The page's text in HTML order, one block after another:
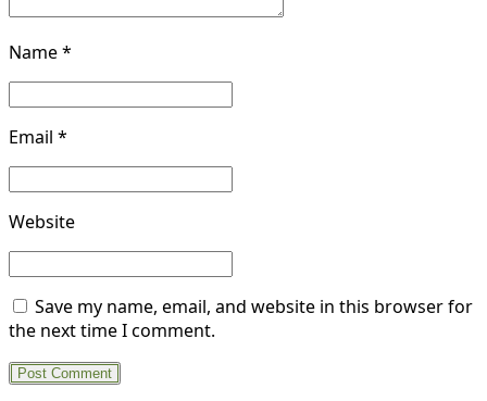
Name *
Email *
Website
Save my name, email, and website in this browser for
the next time I comment.
Post Comment